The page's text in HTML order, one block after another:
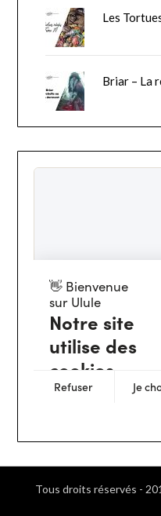
Les
Briar – La
Tous droits réservés -